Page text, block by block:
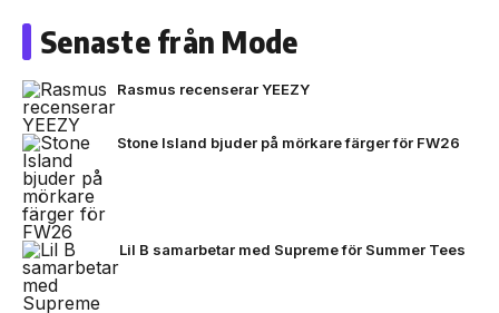
Senaste från Mode
Rasmus recenserar YEEZY
Stone Island bjuder på mörkare färger för FW26
Lil B samarbetar med Supreme för Summer Tees